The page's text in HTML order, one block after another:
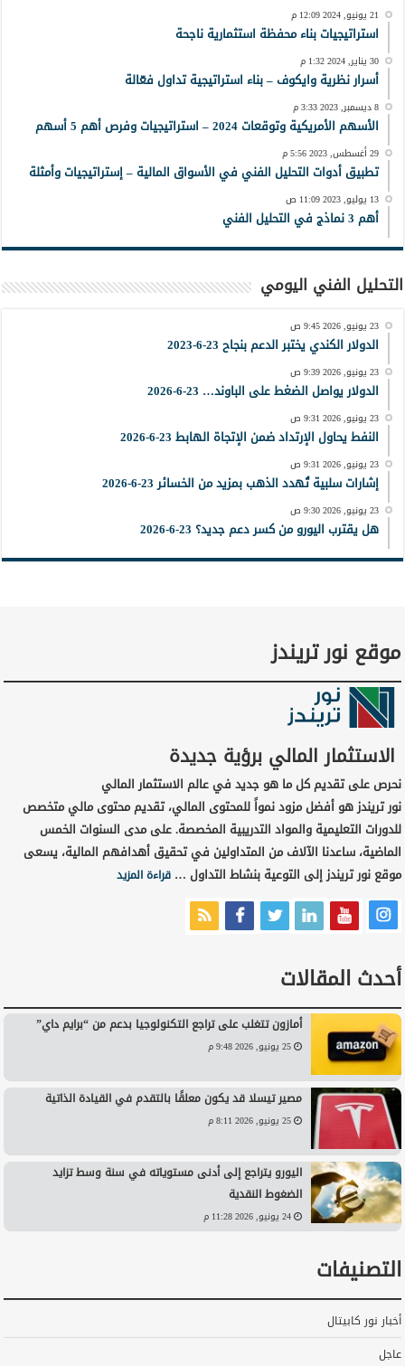
21 يونيو, 2024 12:09 م
استراتيجيات بناء محفظة استثمارية ناجحة
30 يناير, 2024 1:32 م
أسرار نظرية وايكوف – بناء استراتيجية تداول فعّالة
8 ديسمبر, 2023 3:33 م
الأسهم الأمريكية وتوقعات 2024 – استراتيجيات وفرص أهم 5 أسهم
29 أغسطس, 2023 5:56 م
تطبيق أدوات التحليل الفني في الأسواق المالية – إستراتيجيات وأمثلة
13 يوليو, 2023 11:09 ص
أهم 3 نماذج في التحليل الفني
التحليل الفني اليومي
23 يونيو, 2026 9:45 ص
الدولار الكندي يختبر الدعم بنجاح 23-6-2023
23 يونيو, 2026 9:39 ص
الدولار يواصل الضغط على الباوند… 23-6-2026
23 يونيو, 2026 9:31 ص
النفط يحاول الإرتداد ضمن الإتجاة الهابط 23-6-2026
23 يونيو, 2026 9:31 ص
إشارات سلبية تُهدد الذهب بمزيد من الخسائر 23-6-2026
23 يونيو, 2026 9:30 ص
هل يقترب اليورو من كسر دعم جديد؟ 23-6-2026
موقع نور تريندز
الاستثمار المالي برؤية جديدة
نحرص على تقديم كل ما هو جديد في عالم الاستثمار المالي
نور تريندز هو أفضل مزود نمواً للمحتوى المالي، تقديم محتوى مالي متخصص
للدورات التعليمية والمواد التدريبية المخصصة. على مدى السنوات الخمس
الماضية، ساعدنا الآلاف من المتداولين في تحقيق أهدافهم المالية، يسعى
موقع نور تريندز إلى التوعية بنشاط التداول …قراءة المزيد
أحدث المقالات
أمازون تتغلب على تراجع التكنولوجيا بدعم من “برايم داي”
25 يونيو, 2026 9:48 م
مصير تيسلا قد يكون معلقًا بالتقدم في القيادة الذاتية
25 يونيو, 2026 8:11 م
اليورو يتراجع إلى أدنى مستوياته في سنة وسط تزايد
الضغوط النقدية
24 يونيو, 2026 11:28 م
التصنيفات
أخبار نور كابيتال
عاجل